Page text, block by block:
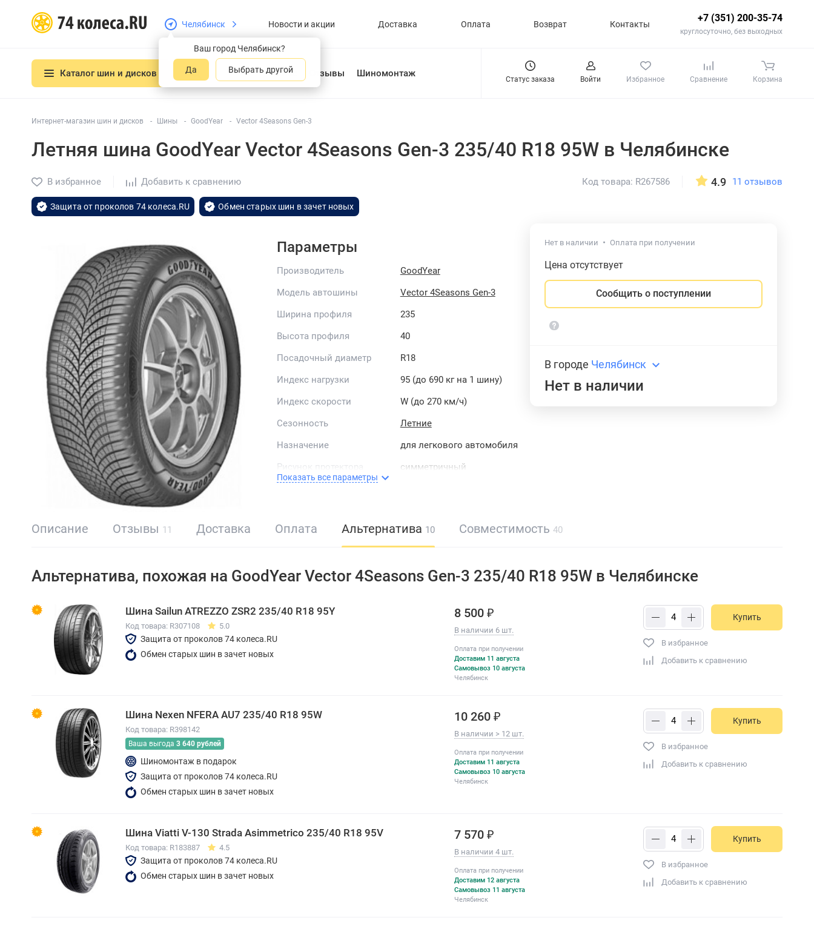
Челябинск
Ваш город Челябинск?
Да Выбрать другой
Новости и акции Доставка Оплата Возврат Контакты
+7 (351) 200-35-74
круглосуточно, без выходных
Каталог шин и дисков О нас Отзывы Шиномонтаж
Статус заказа Войти Избранное Сравнение Корзина
Интернет-магазин шин и дисков Шины GoodYear Vector 4Seasons Gen-3
Летняя шина GoodYear Vector 4Seasons Gen-3 235/40 R18 95W в Челябинске
В избранное Добавить к сравнению Код товара: R267586 4.9 11 отзывов
Защита от проколов 74 колеса.RU Обмен старых шин в зачет новых
Параметры
Производитель
GoodYear
Модель автошины
Vector 4Seasons Gen-3
Ширина профиля
235
Высота профиля
40
Посадочный диаметр
R18
Индекс нагрузки
95 (до 690 кг на 1 шину)
Индекс скорости
W (до 270 км/ч)
Сезонность
Летние
Назначение
для легкового автомобиля
Рисунок протектора
симметричный
Усиленная боковина
XL
Год производства
2025-2026
Изностойкость
Показать все параметры
Нет в наличии Оплата при получении
Цена отсутствует
Сообщить о поступлении
В городе Челябинск
Нет в наличии
Описание Отзывы 11 Доставка Оплата Альтернатива 10 Совместимость 40
Альтернатива, похожая на GoodYear Vector 4Seasons Gen-3 235/40 R18 95W в Челябинске
Шина Sailun ATREZZO ZSR2 235/40 R18 95Y
Код товара: R307108 5.0
Защита от проколов 74 колеса.RU
Обмен старых шин в зачет новых
8 500 ₽
В наличии 6 шт.
Оплата при получении
Доставим 11 августа
Самовывоз 10 августа
Челябинск
Купить
В избранное
Добавить к сравнению
Шина Nexen NFERA AU7 235/40 R18 95W
Код товара: R398142
Ваша выгода 3 640 рублей
Шиномонтаж в подарок
Защита от проколов 74 колеса.RU
Обмен старых шин в зачет новых
10 260 ₽
В наличии > 12 шт.
Оплата при получении
Доставим 11 августа
Самовывоз 10 августа
Челябинск
Купить
В избранное
Добавить к сравнению
Шина Viatti V-130 Strada Asimmetrico 235/40 R18 95V
Код товара: R183887 4.5
Защита от проколов 74 колеса.RU
Обмен старых шин в зачет новых
7 570 ₽
В наличии 4 шт.
Оплата при получении
Доставим 12 августа
Самовывоз 11 августа
Челябинск
Купить
В избранное
Добавить к сравнению